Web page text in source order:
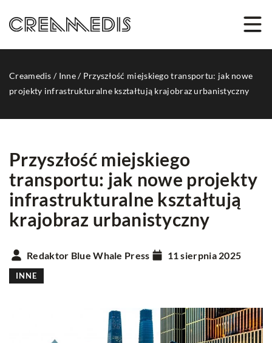
Creamedis / Inne/ Przyszłość miejskiego transportu: jak nowe
projekty infrastrukturalne kształtują krajobraz urbanistyczny
Przyszłość miejskiego
transportu: jak nowe projekty
infrastrukturalne kształtują
krajobraz urbanistyczny
Redaktor Blue Whale Press 11 sierpnia 2025
INNE